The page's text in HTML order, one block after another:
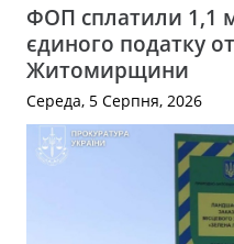
ФОП сплатили 1,1
єдиного податку
Житомирщини
Середа, 5 Серпня, 2026